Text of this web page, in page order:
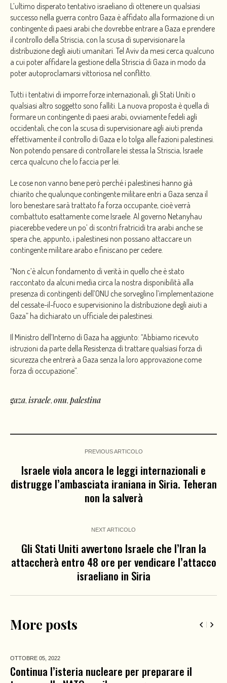
L’ultimo disperato tentativo israeliano di ottenere un qualsiasi
successo nella guerra contro Gaza è affidato alla formazione di un
contingente di paesi arabi che dovrebbe entrare a Gaza e prendere
il controllo della Striscia, con la scusa di supervisionare la
distribuzione degli aiuti umanitari. Tel Aviv da mesi cerca qualcuno
a cui poter affidare la gestione della Striscia di Gaza in modo da
poter autoproclamarsi vittoriosa nel conflitto.
Tutti i tentativi di imporre forze internazionali, gli Stati Uniti o
qualsiasi altro soggetto sono falliti. La nuova proposta è quella di
formare un contingente di paesi arabi, ovviamente fedeli agli
occidentali, che con la scusa di supervisionare agli aiuti prenda
effettivamente il controllo di Gaza e lo tolga alle fazioni palestinesi.
Non potendo pensare di controllare lei stessa la Striscia, Israele
cerca qualcuno che lo faccia per lei.
Le cose non vanno bene però perché i palestinesi hanno già
chiarito che qualunque contingente militare entri a Gaza senza il
loro benestare sarà trattato fa forza occupante, cioè verrà
combattuto esattamente come Israele. Al governo Netanyhau
piacerebbe vedere un po’ di scontri fratricidi tra arabi anche se
spera che, appunto, i palestinesi non possano attaccare un
contingente militare arabo e finiscano per cedere.
“Non c’è alcun fondamento di verità in quello che è stato
raccontato da alcuni media circa la nostra disponibilità alla
presenza di contingenti dell’ONU che sorveglino l’implementazione
del cessate-il-fuoco e supervisionino la distribuzione degli aiuti a
Gaza” ha dichiarato un ufficiale dei palestinesi.
Il Ministro dell’Interno di Gaza ha aggiunto: “Abbiamo ricevuto
istruzioni da parte della Resistenza di trattare qualsiasi forza di
sicurezza che entrerà a Gaza senza la loro approvazione come
forza di occupazione”.
gaza, israele, onu, palestina
PREVIOUS ARTICOLO
Israele viola ancora le leggi internazionali e
distrugge l’ambasciata iraniana in Siria. Teheran
non la salverà
NEXT ARTICOLO
Gli Stati Uniti avvertono Israele che l’Iran la
attaccherà entro 48 ore per vendicare l’attacco
israeliano in Siria
More posts
OTTOBRE 05, 2022
Continua l’isteria nucleare per preparare il